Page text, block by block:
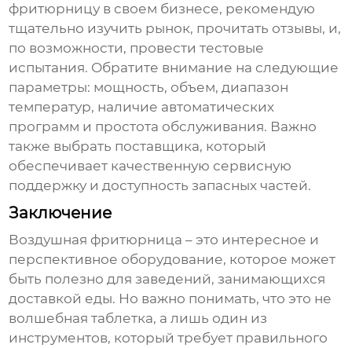
фритюрницу в своем бизнесе, рекомендую
тщательно изучить рынок, прочитать отзывы, и,
по возможности, провести тестовые
испытания. Обратите внимание на следующие
параметры: мощность, объем, диапазон
температур, наличие автоматических
программ и простота обслуживания. Важно
также выбрать поставщика, который
обеспечивает качественную сервисную
поддержку и доступность запасных частей.
Заключение
Воздушная фритюрница – это интересное и
перспективное оборудование, которое может
быть полезно для заведений, занимающихся
доставкой еды. Но важно понимать, что это не
волшебная таблетка, а лишь один из
инструментов, который требует правильного